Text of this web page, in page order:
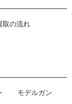
取の流れ
モデルガン